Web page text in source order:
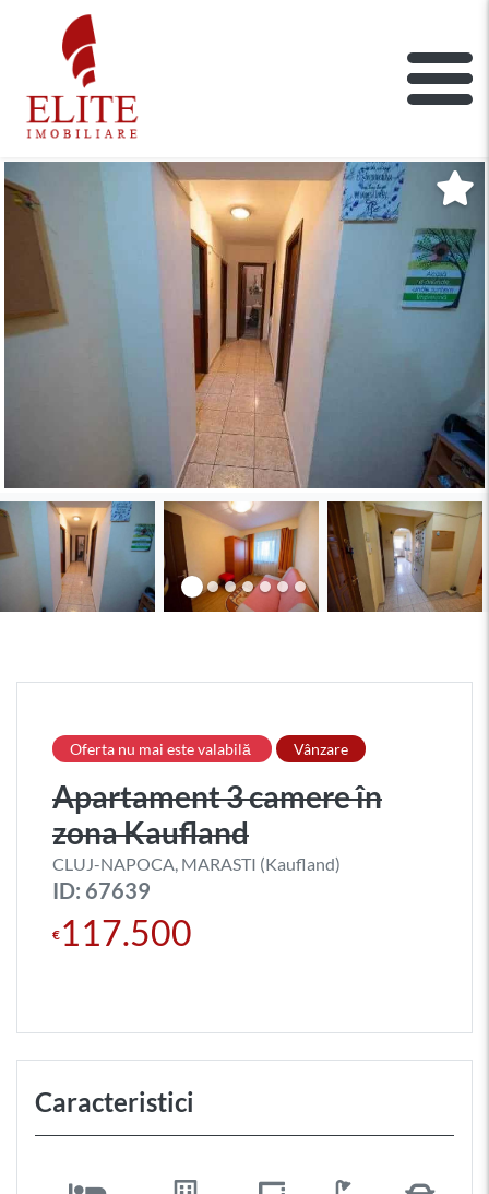
ELITE IMOBILIARE
Main Nav
Oferta nu mai este valabilă Vânzare
Apartament 3 camere în
zona Kaufland
CLUJ-NAPOCA, MARASTI (Kaufland)
ID: 67639
€ 117.500
Caracteristici